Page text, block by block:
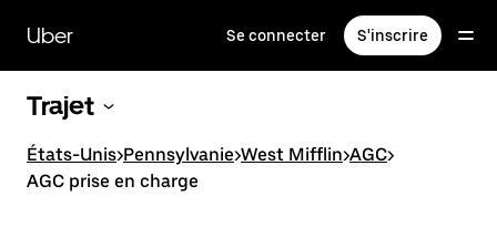
contenu
principal
Uber Se connecter S'inscrire
Trajet
États-Unis>Pennsylvanie>West Mifflin>AGC>
AGC prise en charge